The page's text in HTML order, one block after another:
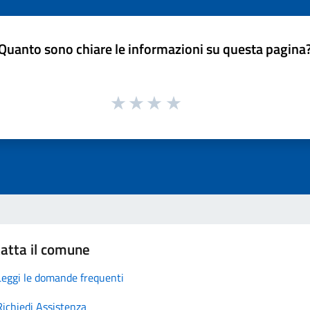
sono chiare le informazioni su questa
il comune
le domande frequenti
Assistenza